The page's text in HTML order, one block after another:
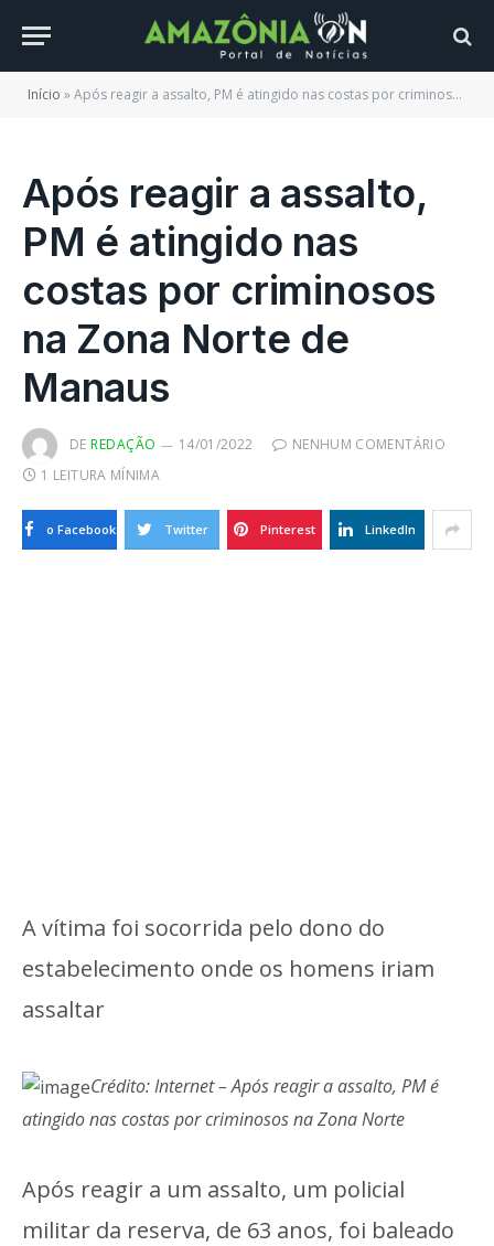
Início »Após reagir a assalto, PM é atingido nas costas por criminosos na Zona Norte de Manaus
Após reagir a assalto,
PM é atingido nas
costas por criminosos
na Zona Norte de
Manaus
DE REDAÇÃO 14/01/2022
NENHUM COMENTÁRIO
1 LEITURA MÍNIMA
o Facebook Twitter Pinterest LinkedIn
A vítima foi socorrida pelo dono do
estabelecimento onde os homens iriam
assaltar
Crédito: Internet – Após reagir a assalto, PM é
atingido nas costas por criminosos na Zona Norte
Após reagir a um assalto, um policial
militar da reserva, de 63 anos, foi baleado